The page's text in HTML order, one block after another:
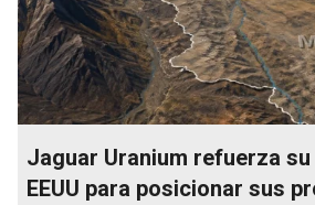
Jaguar Uranium refuerza
EEUU para posicionar sus